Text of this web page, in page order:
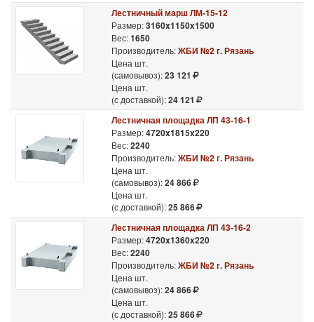
Лестничный марш ЛМ-15-12
Размер:3160x1150x1500
Вес:1650
Производитель:ЖБИ №2 г. Рязань
Цена шт.
(самовывоз):23 121
Цена шт.
(с доставкой):24 121
Лестничная площадка ЛП 43-16-1
Размер:4720x1815x220
Вес:2240
Производитель:ЖБИ №2 г. Рязань
Цена шт.
(самовывоз):24 866
Цена шт.
(с доставкой):25 866
Лестничная площадка ЛП 43-16-2
Размер:4720x1360x220
Вес:2240
Производитель:ЖБИ №2 г. Рязань
Цена шт.
(самовывоз):24 866
Цена шт.
(с доставкой):25 866